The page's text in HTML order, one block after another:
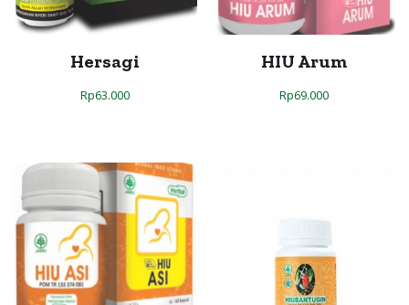
Hersagi
Rp63.000
HIU Arum
Rp69.000